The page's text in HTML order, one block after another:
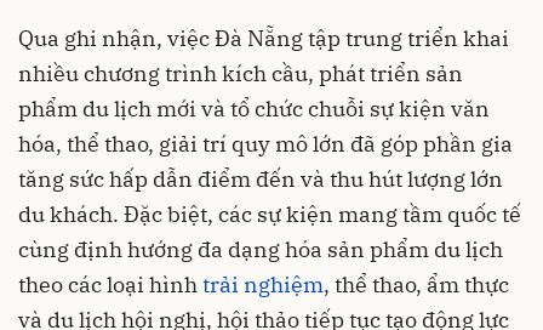
Qua ghi nhận, việc Đà Nẵng tập trung triển khai
nhiều chương trình kích cầu, phát triển sản
phẩm du lịch mới và tổ chức chuỗi sự kiện văn
hóa, thể thao, giải trí quy mô lớn đã góp phần gia
tăng sức hấp dẫn điểm đến và thu hút lượng lớn
du khách. Đặc biệt, các sự kiện mang tầm quốc tế
cùng định hướng đa dạng hóa sản phẩm du lịch
theo các loại hìnhtrải nghiệm, thể thao, ẩm thực
và du lịch hội nghị, hội thảo tiếp tục tạo động lực